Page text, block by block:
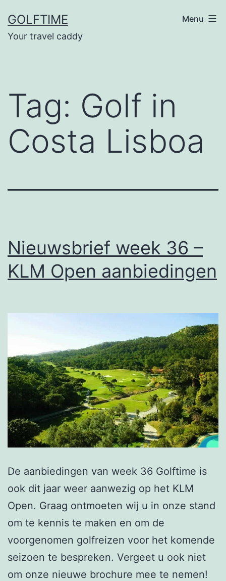
naar
de
GOLFTIME
Your travel caddy
Menu
Tag: Golf in
Costa Lisboa
Nieuwsbrief week 36 –
KLM Open aanbiedingen
De aanbiedingen van week 36 Golftime is
ook dit jaar weer aanwezig op het KLM
Open. Graag ontmoeten wij u in onze stand
om te kennis te maken en om de
voorgenomen golfreizen voor het komende
seizoen te bespreken. Vergeet u ook niet
om onze nieuwe brochure mee te nemen!